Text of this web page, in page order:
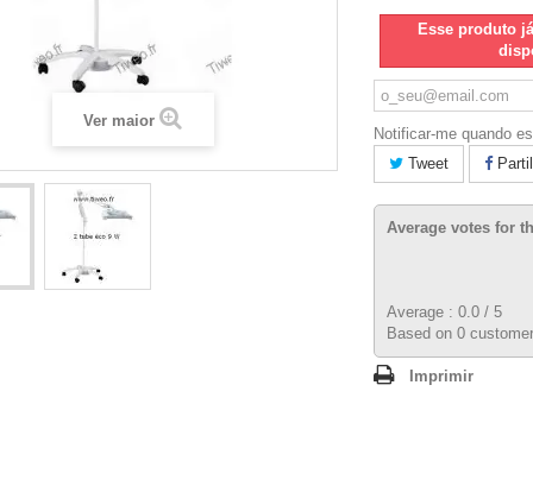
Ver maior
Esse produto
Notificar-me quando
Tweet
Average votes for
Average : 0.0 / 5
Based on 0
Imprimir